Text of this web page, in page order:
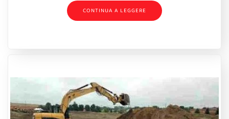
CONTINUA A LEGGERE